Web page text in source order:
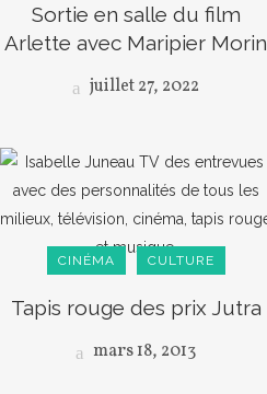
Sortie en salle du film
Arlette avec Maripier Morin
juillet 27, 2022
CINÉMA CULTURE
Tapis rouge des prix Jutra
mars 18, 2013